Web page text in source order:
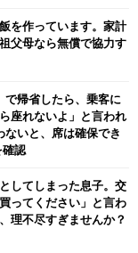
を作っています。家計
父母なら無償で協力す
で帰省したら、乗客に
座れないよ」と言われ
ないと、席は確保でき
確認
してしまった息子。交
ってください」と言わ
理不尽すぎませんか？